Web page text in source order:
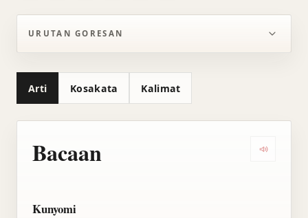
URUTAN GORESAN
Arti Kosakata Kalimat
Bacaan
Kunyomi